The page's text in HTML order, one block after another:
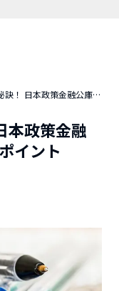
融資を成功させる秘訣！ 日本政策金融公庫の面談で必要な3つのポイント
本政策金融
イント